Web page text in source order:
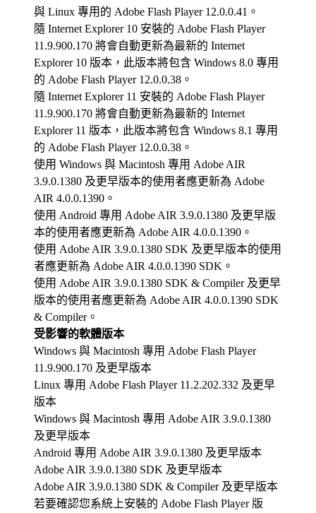
與 Linux 專用的 Adobe Flash Player 12.0.0.41。
隨 Internet Explorer 10 安裝的 Adobe Flash Player
11.9.900.170 將會自動更新為最新的 Internet
Explorer 10 版本，此版本將包含 Windows 8.0 專用
的 Adobe Flash Player 12.0.0.38。
隨 Internet Explorer 11 安裝的 Adobe Flash Player
11.9.900.170 將會自動更新為最新的 Internet
Explorer 11 版本，此版本將包含 Windows 8.1 專用
的 Adobe Flash Player 12.0.0.38。
使用 Windows 與 Macintosh 專用 Adobe AIR
3.9.0.1380 及更早版本的使用者應更新為 Adobe
AIR 4.0.0.1390。
使用 Android 專用 Adobe AIR 3.9.0.1380 及更早版
本的使用者應更新為 Adobe AIR 4.0.0.1390。
使用 Adobe AIR 3.9.0.1380 SDK 及更早版本的使用
者應更新為 Adobe AIR 4.0.0.1390 SDK。
使用 Adobe AIR 3.9.0.1380 SDK & Compiler 及更早
版本的使用者應更新為 Adobe AIR 4.0.0.1390 SDK
& Compiler。
受影響的軟體版本
Windows 與 Macintosh 專用 Adobe Flash Player
11.9.900.170 及更早版本
Linux 專用 Adobe Flash Player 11.2.202.332 及更早
版本
Windows 與 Macintosh 專用 Adobe AIR 3.9.0.1380
及更早版本
Android 專用 Adobe AIR 3.9.0.1380 及更早版本
Adobe AIR 3.9.0.1380 SDK 及更早版本
Adobe AIR 3.9.0.1380 SDK & Compiler 及更早版本
若要確認您系統上安裝的 Adobe Flash Player 版